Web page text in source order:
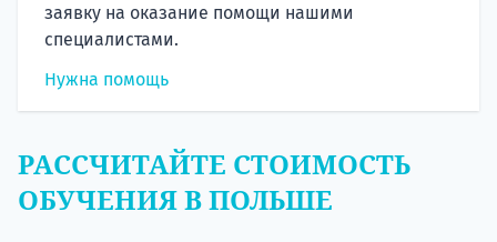
заявку на оказание помощи нашими
специалистами.
Нужна помощь
РАССЧИТАЙТЕ СТОИМОСТЬ
ОБУЧЕНИЯ В ПОЛЬШЕ